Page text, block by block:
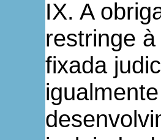
IX. A
restringe
fixada